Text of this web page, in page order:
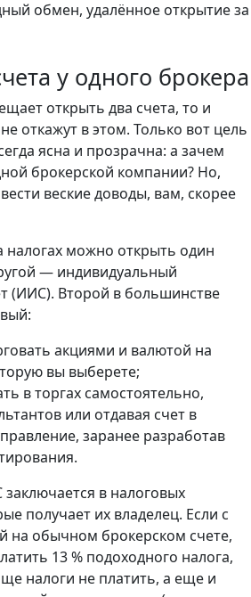
обмен, удалённое открытие за
у одного брокера
открыть два счета, то и
откажут в этом. Только вот цель
ясна и прозрачна: а зачем
брокерской компании? Но,
веские доводы, вам, скорее
можно открыть один
— индивидуальный
(ИИС). Второй в большинстве
акциями и валютой на
вы выберете;
в торгах самостоятельно,
или отдавая счет в
заранее разработав
в налоговых
получает их владелец. Если с
на обычном брокерском счете,
13 % подоходного налога,
налоги не платить, а еще и